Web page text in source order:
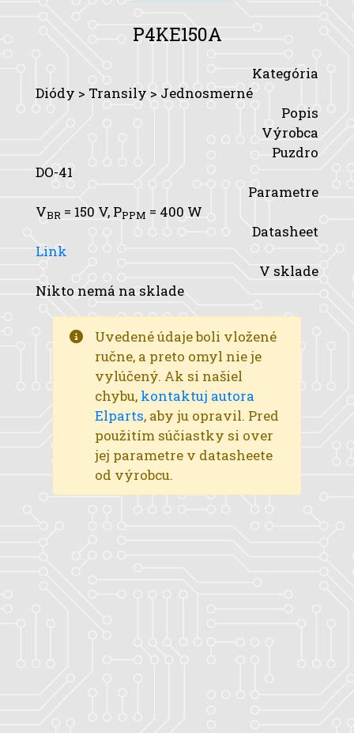
P4KE150A
Kategória
Diódy > Transily > Jednosmerné
Popis
Výrobca
Puzdro
DO-41
Parametre
VBR = 150 V, PPPM = 400 W
Datasheet
Link
V sklade
Nikto nemá na sklade
Uvedené údaje boli vložené
ručne, a preto omyl nie je
vylúčený. Ak si našiel
chybu, kontaktuj autora
Elparts, aby ju opravil. Pred
použitím súčiastky si over
jej parametre v datasheete
od výrobcu.